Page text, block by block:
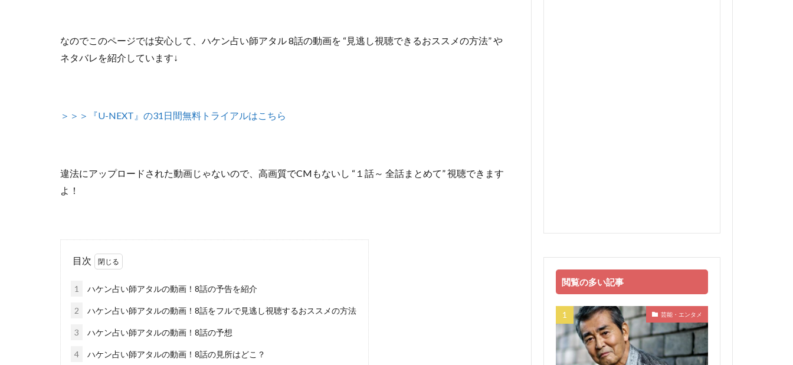
なのでこのページでは安心して、 ハケン占い師アタル 8話の動画を “見逃し視聴できるおススメの方法”や
ネタバレを紹介しています↓
＞＞＞『U-NEXT』の31日間無料トライアルはこちら
違法にアップロードされた動画じゃないので、高画質でCMもないし “１話～ 全話まとめて”視聴できます
よ！
目次
1 ハケン占い師アタルの動画！8話の予告を紹介
2 ハケン占い師アタルの動画！8話をフルで見逃し視聴するおススメの方法
3 ハケン占い師アタルの動画！8話の予想
4 ハケン占い師アタルの動画！8話の見所はどこ？
閲覧の多い記事
芸能・エンタメ